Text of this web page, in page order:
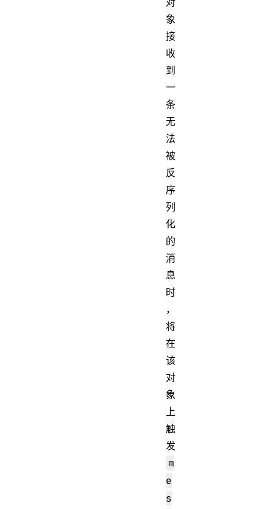
象
接
收
到
一
条
无
法
被
反
序
列
化
的
消
息
时
，
将
在
该
对
象
上
触
发
m
e
s